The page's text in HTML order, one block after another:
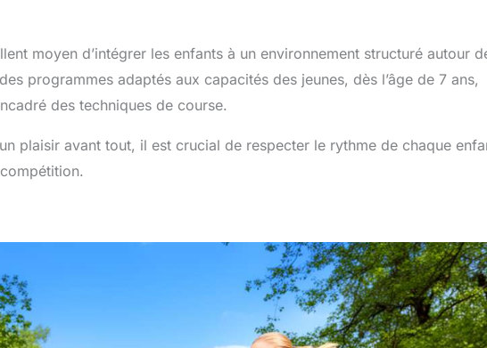
moyen d’intégrer les enfants à un environnement structuré autour
programmes adaptés aux capacités des jeunes, dès l’âge de 7 ans,
des techniques de course.
plaisir avant tout, il est crucial de respecter le rythme de chaque